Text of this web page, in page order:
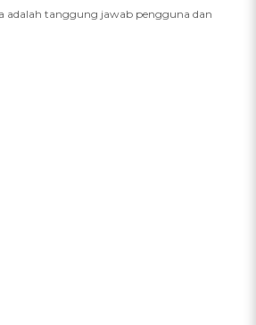
adalah tanggung jawab pengguna dan